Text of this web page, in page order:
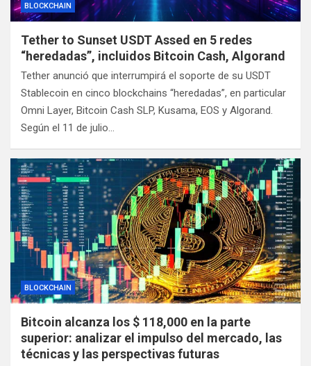
BLOCKCHAIN
Tether to Sunset USDT Assed en 5 redes
“heredadas”, incluidos Bitcoin Cash, Algorand
Tether anunció que interrumpirá el soporte de su USDT
Stablecoin en cinco blockchains “heredadas”, en particular
Omni Layer, Bitcoin Cash SLP, Kusama, EOS y Algorand.
Según el 11 de julio…
BLOCKCHAIN
Bitcoin alcanza los $ 118,000 en la parte
superior: analizar el impulso del mercado, las
técnicas y las perspectivas futuras